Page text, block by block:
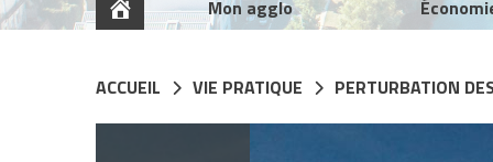
Mon agglo
ACCUEIL VIE PRATIQUE PERTURBATION